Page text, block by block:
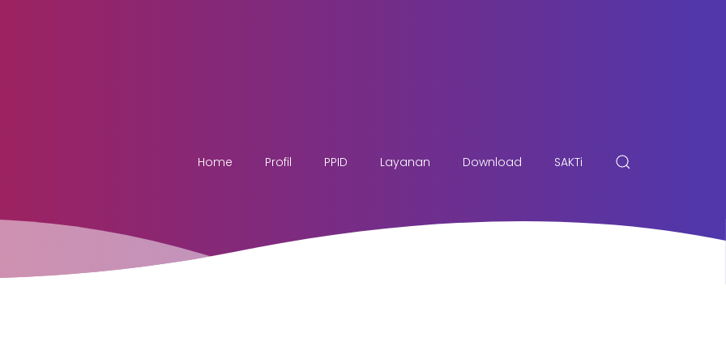
Home Profil PPID Layanan Download SAKTi